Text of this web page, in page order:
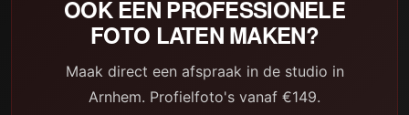
OOK EEN PROFESSIONELE
FOTO LATEN MAKEN?
Maak direct een afspraak in de studio in
Arnhem. Profielfoto's vanaf €149.